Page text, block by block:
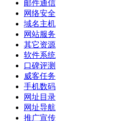
邮件通信
网络安全
域名主机
网站服务
其它资源
软件系统
口碑评测
威客任务
手机数码
网址目录
网址导航
推广宣传